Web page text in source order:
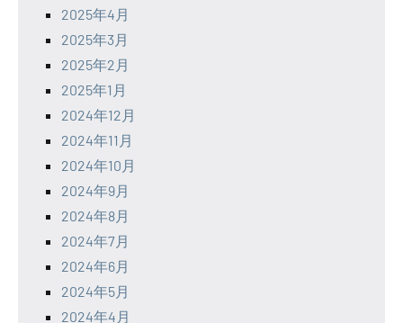
2025年4月
2025年3月
2025年2月
2025年1月
2024年12月
2024年11月
2024年10月
2024年9月
2024年8月
2024年7月
2024年6月
2024年5月
2024年4月